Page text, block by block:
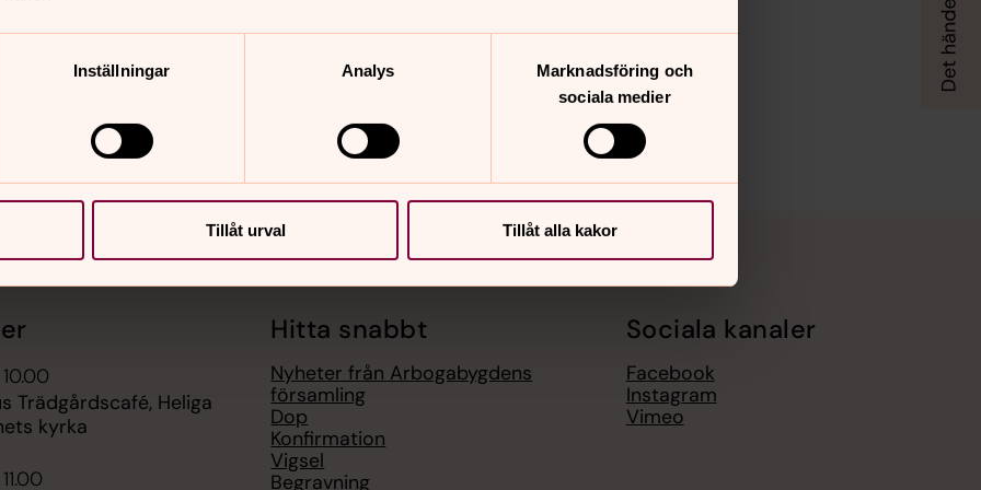
Inställningar Analys
Marknadsföring och
sociala medier
Tillåt urval Tillåt alla kakor
Trädgårdscafé, Heliga
kyrka
Hitta snabbt
Nyheter från Arbogabygdens
församling
Dop
Konfirmation
Vigsel
Begravning
Sociala kanaler
Facebook
Instagram
Vimeo